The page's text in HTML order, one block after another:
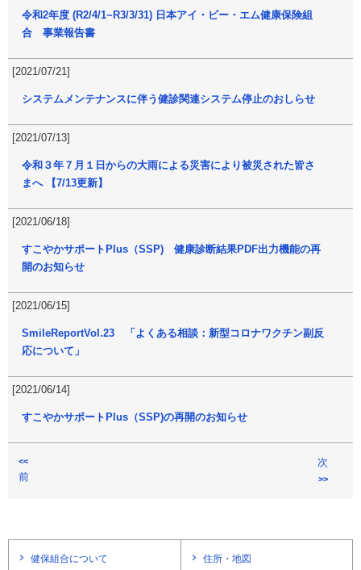
令和2年度 (R2/4/1~R3/3/31) 日本アイ・ビー・エム健康保険組
合 事業報告書
[2021/07/21]
システムメンテナンスに伴う健診関連システム停止のおしらせ
[2021/07/13]
令和３年７月１日からの大雨による災害により被災された皆さ
まへ 【7/13更新】
[2021/06/18]
すこやかサポートPlus（SSP) 健康診断結果PDF出力機能の再
開のお知らせ
[2021/06/15]
SmileReportVol.23 「よくある相談：新型コロナワクチン副反
応について」
[2021/06/14]
すこやかサポートPlus（SSP)の再開のお知らせ
<<
前
次
>>
健保組合について 住所・地図